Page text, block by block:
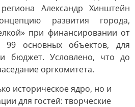
Александр Хинштейн
развития города,
при финансировании от
99 основных объектов, для
бюджет. Условлено, что до
оргкомитета.
историческое ядро, но и
для гостей: творческие